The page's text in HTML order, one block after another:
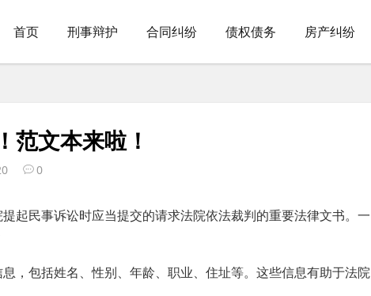
首页 刑事辩护 合同纠纷 债权债务 房产纠纷
范文本来啦！
0
起民事诉讼时应当提交的请求法院依法裁判的重要法律文书。一
，包括姓名、性别、年龄、职业、住址等。这些信息有助于法院